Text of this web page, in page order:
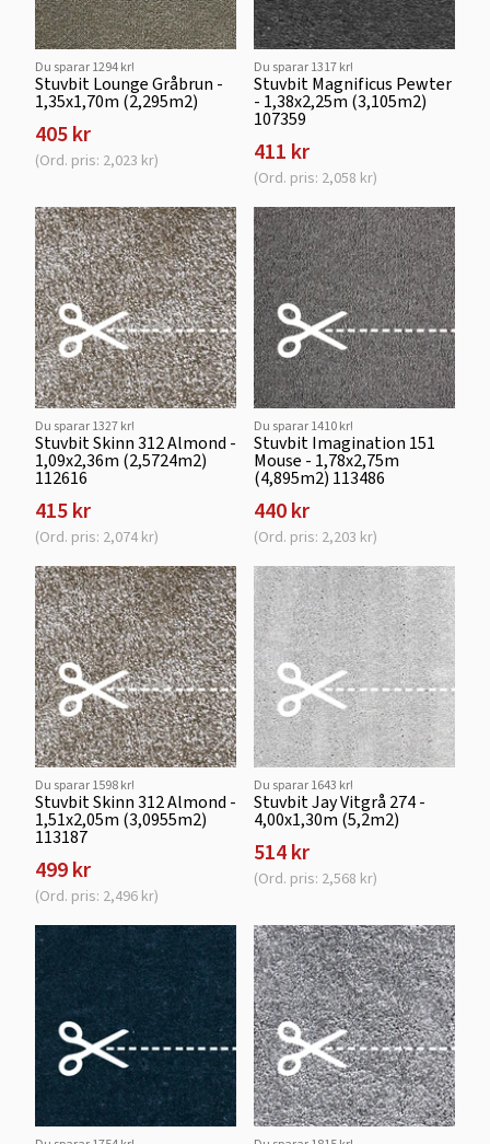
Du sparar 1294 kr!
Stuvbit Lounge Gråbrun -
1,35x1,70m (2,295m2)
405 kr
(Ord. pris: 2,023 kr)
Du sparar 1317 kr!
Stuvbit Magnificus Pewter
- 1,38x2,25m (3,105m2)
107359
411 kr
(Ord. pris: 2,058 kr)
Du sparar 1327 kr!
Stuvbit Skinn 312 Almond -
1,09x2,36m (2,5724m2)
112616
415 kr
(Ord. pris: 2,074 kr)
Du sparar 1410 kr!
Stuvbit Imagination 151
Mouse - 1,78x2,75m
(4,895m2) 113486
440 kr
(Ord. pris: 2,203 kr)
Du sparar 1598 kr!
Stuvbit Skinn 312 Almond -
1,51x2,05m (3,0955m2)
113187
499 kr
(Ord. pris: 2,496 kr)
Du sparar 1643 kr!
Stuvbit Jay Vitgrå 274 -
4,00x1,30m (5,2m2)
514 kr
(Ord. pris: 2,568 kr)